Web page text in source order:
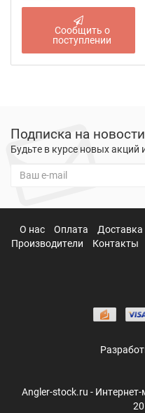
Сообщить о
поступлении
Подписка на новости
Будьте в курсе новых акций
О нас Оплата Доставка
Производители
Контакты
Angler-stock.ru -